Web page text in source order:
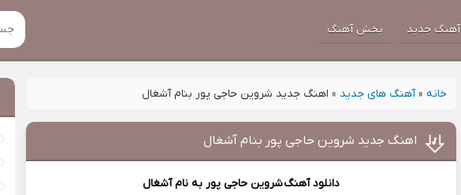
آهنگ جدید پخش آهنگ
خانه »آهنگ های جدید » اهنگ جدید شروین حاجی پور بنام آشغال
اهنگ جدید شروین حاجی پور بنام آشغال
دانلود آهنگشروین حاجی پور به نام آشغال